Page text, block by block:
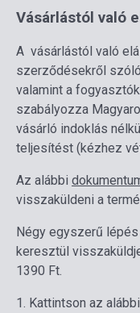
Vásárlástól való
A vásárlástól való
szerződésekről
valamint a
szabályozza
vásárló indoklás
teljesítést (kézhez
Az alábbi
visszaküldeni a
Négy egyszerű lépés
keresztül
1390 Ft.
1. Kattintson az